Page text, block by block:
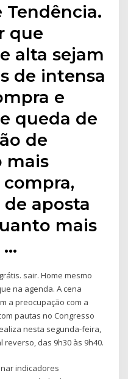
Tendência.
que
alta sejam
de intensa
e
queda de
de
mais
aposta
mais
…
sair. Home mesmo
na agenda. A cena
a preocupação com a
pautas no Congresso
nesta segunda-feira,
das 9h30 às 9h40.
indicadores